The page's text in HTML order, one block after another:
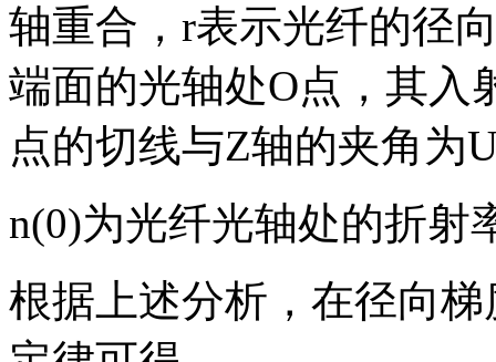
轴重合，r表示光纤的径
端面的光轴处O点，其入
点的切线与Z轴的夹角为
n(0)为光纤光轴处的折射
根据上述分析，在径向